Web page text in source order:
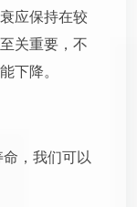
应保持在较
关重要，不
下降。
，我们可以